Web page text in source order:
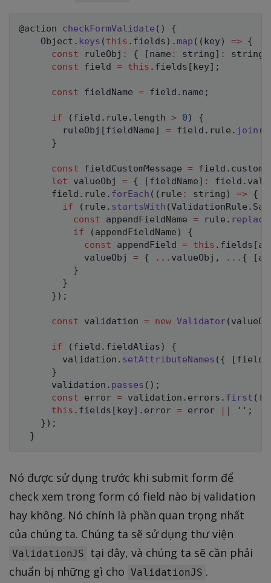
@action checkFormValidate ( )
{
    Object
. keys ( this . fields ) . map ( ( key) => {
const ruleObj : { [name : string] : string
const field = this . fields [key] ;
const fieldName = field . name ;
if ( field . rule . length > 0 )
{
        ruleObj
[fieldName] = field . rule . join (
}
const fieldCustomMessage = field .
let valueObj = { [fieldName] : field .
      field
. rule . forEach ( ( rule : string ) => {
if
( rule . startsWith (ValidationRule .
const appendFieldName = rule . replace
if
( appendFieldName )
{
const appendField = this . fields [
            valueObj
= { ... valueObj , ... { [
}
}
} ) ;
const validation = new Validator(
if ( field . fieldAlias )
{
        validation
. setAttributeNames ( { [
}
      validation
. passes ( ) ;
const error = validation . errors . first (
this . fields [key] . error = error || '' ;
} ) ;
}
Nó được sử dụng trước khi submit form để
check xem trong form có field nào bị validation
hay không. Nó chính là phần quan trọng nhất
của chúng ta. Chúng ta sẽ sử dụng thư viện
ValidationJS
tại đây, và chúng ta sẽ cần phải
chuẩn bị những gì cho ValidationJS .